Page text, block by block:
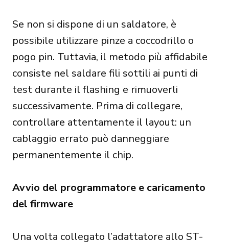
Se non si dispone di un saldatore, è
possibile utilizzare pinze a coccodrillo o
pogo pin. Tuttavia, il metodo più affidabile
consiste nel saldare fili sottili ai punti di
test durante il flashing e rimuoverli
successivamente. Prima di collegare,
controllare attentamente il layout: un
cablaggio errato può danneggiare
permanentemente il chip.
Avvio del programmatore e caricamento
del firmware
Una volta collegato l’adattatore allo ST-